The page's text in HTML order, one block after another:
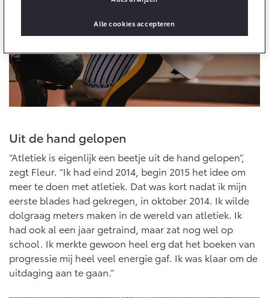
OOK ALS BATTERIJ-
ELEKTRISCH
Vanaf € 37.500,-
BATTERIJ-ELEKTRISCH
Proace Max (excl. BTW)
OOK ALS BATTERIJ-
ELEKTRISCH
Vanaf € 46.301,-
Hilux (excl. BTW)
OOK ALS BATTERIJ-
ELEKTRISCH
Uit de hand gelopen
“Atletiek is eigenlijk een beetje uit de hand gelopen”,
zegt Fleur. “Ik had eind 2014, begin 2015 het idee om
meer te doen met atletiek. Dat was kort nadat ik mijn
eerste blades had gekregen, in oktober 2014. Ik wilde
dolgraag meters maken in de wereld van atletiek. Ik
had ook al een jaar getraind, maar zat nog wel op
school. Ik merkte gewoon heel erg dat het boeken van
progressie mij heel veel energie gaf. Ik was klaar om de
uitdaging aan te gaan.”
Alle cookies accepteren